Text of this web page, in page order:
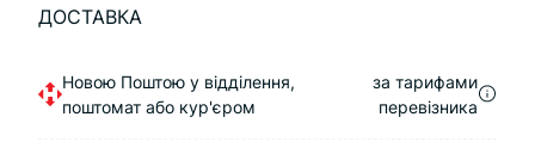
ДОСТАВКА
Новою Поштою у відділення,
поштомат або кур'єром
за тарифами
перевізника